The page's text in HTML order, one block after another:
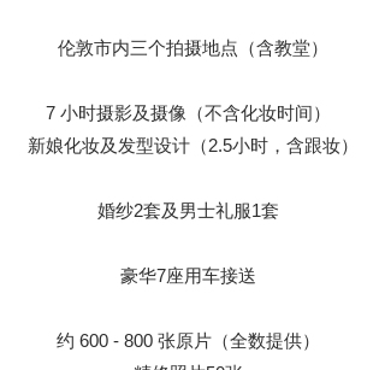
伦敦市内三个拍摄地点（含教堂）
7 小时摄影及摄像（不含化妆时间）
新娘化妆及发型设计（2.5小时，含跟妆）
婚纱2套及男士礼服1套
豪华7座用车接送
约 600 - 800 张原片（全数提供）